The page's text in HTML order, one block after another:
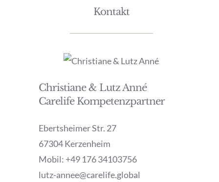
Kontakt
Christiane & Lutz Anné
Carelife Kompetenzpartner
Ebertsheimer Str. 27
67304 Kerzenheim
Mobil: +49 176 34103756
lutz-annee@carelife.global